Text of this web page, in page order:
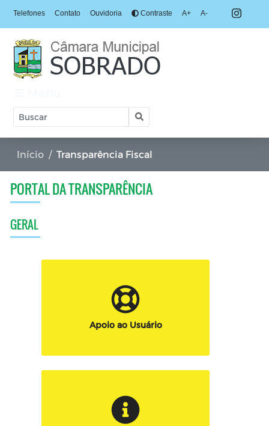
Telefones Contato Ouvidoria Contraste A+ A-
Início Transparência Fiscal
PORTAL DA TRANSPARÊNCIA
GERAL
Apoio ao Usuário